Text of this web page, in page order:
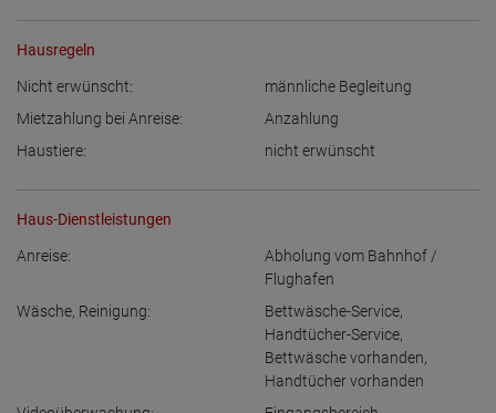
Hausregeln
Nicht erwünscht:
männliche Begleitung
Mietzahlung bei Anreise:
Anzahlung
Haustiere:
nicht erwünscht
Haus-Dienstleistungen
Anreise:
Abholung vom Bahnhof /
Flughafen
Wäsche, Reinigung:
Bettwäsche-Service,
Handtücher-Service,
Bettwäsche vorhanden,
Handtücher vorhanden